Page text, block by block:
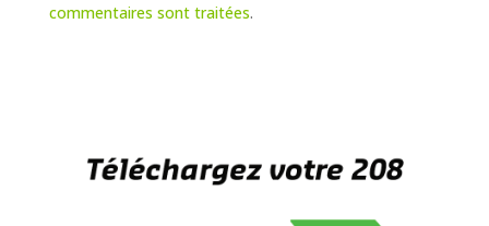
commentaires sont traitées.